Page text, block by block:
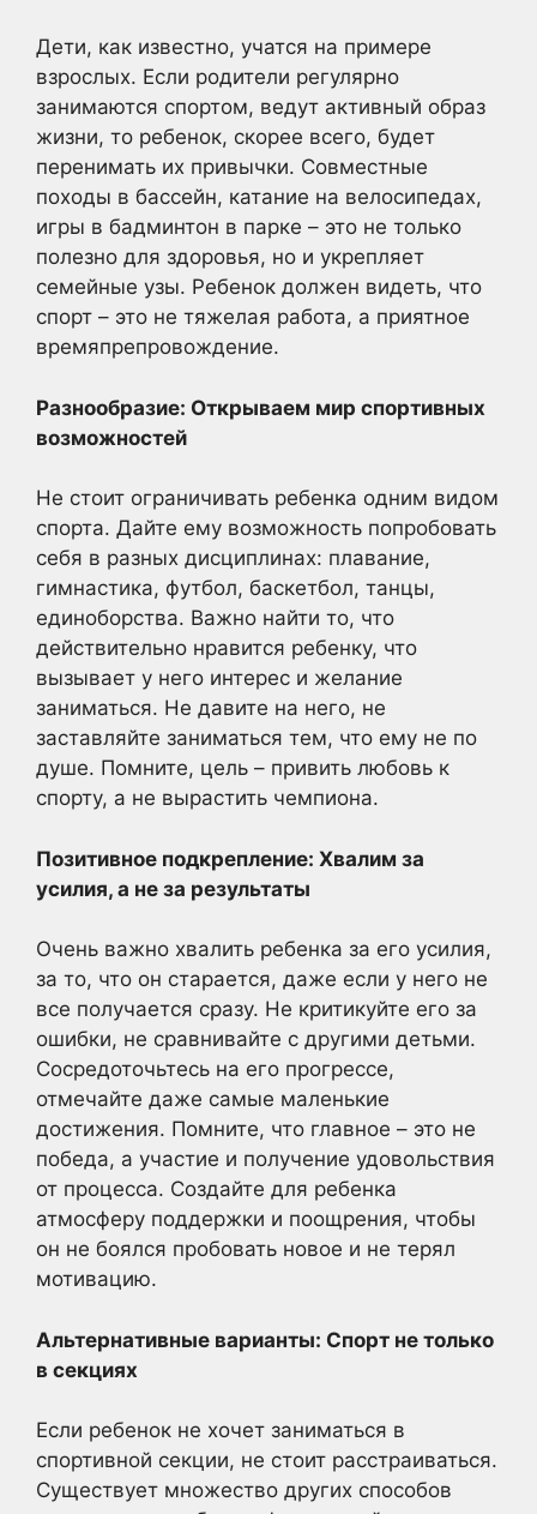
Дети, как известно, учатся на примере
взрослых. Если родители регулярно
занимаются спортом, ведут активный образ
жизни, то ребенок, скорее всего, будет
перенимать их привычки. Совместные
походы в бассейн, катание на велосипедах,
игры в бадминтон в парке – это не только
полезно для здоровья, но и укрепляет
семейные узы. Ребенок должен видеть, что
спорт – это не тяжелая работа, а приятное
времяпрепровождение.
Разнообразие: Открываем мир спортивных
возможностей
Не стоит ограничивать ребенка одним видом
спорта. Дайте ему возможность попробовать
себя в разных дисциплинах: плавание,
гимнастика, футбол, баскетбол, танцы,
единоборства. Важно найти то, что
действительно нравится ребенку, что
вызывает у него интерес и желание
заниматься. Не давите на него, не
заставляйте заниматься тем, что ему не по
душе. Помните, цель – привить любовь к
спорту, а не вырастить чемпиона.
Позитивное подкрепление: Хвалим за
усилия, а не за результаты
Очень важно хвалить ребенка за его усилия,
за то, что он старается, даже если у него не
все получается сразу. Не критикуйте его за
ошибки, не сравнивайте с другими детьми.
Сосредоточьтесь на его прогрессе,
отмечайте даже самые маленькие
достижения. Помните, что главное – это не
победа, а участие и получение удовольствия
от процесса. Создайте для ребенка
атмосферу поддержки и поощрения, чтобы
он не боялся пробовать новое и не терял
мотивацию.
Альтернативные варианты: Спорт не только
в секциях
Если ребенок не хочет заниматься в
спортивной секции, не стоит расстраиваться.
Существует множество других способов